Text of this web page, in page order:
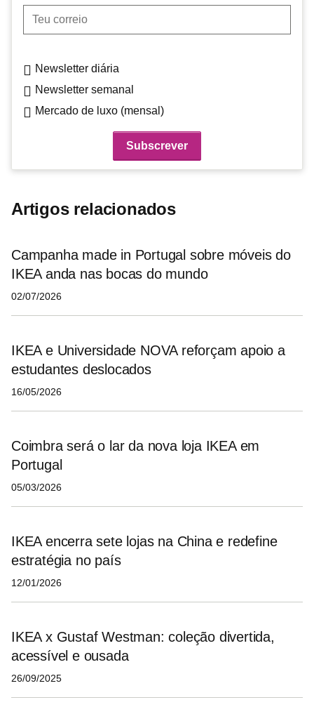
Teu correio
Newsletter diária
Newsletter semanal
Mercado de luxo (mensal)
Artigos relacionados
Campanha made in Portugal sobre móveis do
IKEA anda nas bocas do mundo
02/07/2026
IKEA e Universidade NOVA reforçam apoio a
estudantes deslocados
16/05/2026
Coimbra será o lar da nova loja IKEA em
Portugal
05/03/2026
IKEA encerra sete lojas na China e redefine
estratégia no país
12/01/2026
IKEA x Gustaf Westman: coleção divertida,
acessível e ousada
26/09/2025